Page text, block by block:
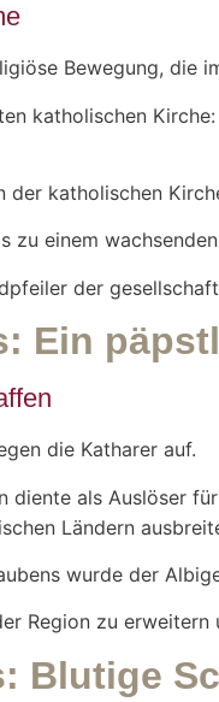
Bewegung, die
katholischen
der katholischen
zu einem
der
Ein
die Katharer auf.
diente als Auslöser
Ländern
wurde der
Region zu
Blutige